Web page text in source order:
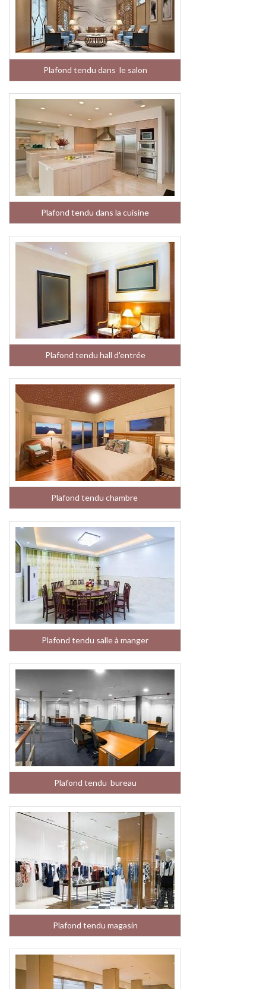
Plafond tendu dans le salon
Plafond tendu dans la cuisine
Plafond tendu hall d'entrée
Plafond tendu chambre
Plafond tendu salle à manger
Plafond tendu bureau
Plafond tendu magasin